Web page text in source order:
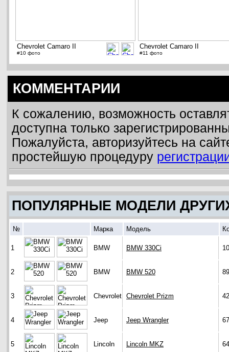
Chevrolet Camaro II
#10 фото
Chevrolet Camaro II
#11 фото
КОММЕНТАРИИ
К сожалению, возможность
доступна только
Пожалуйста, авторизуйтесь на
простейшую процедуру
ПОПУЛЯРНЫЕ МОДЕЛИ
№ Марка Модель
1 BMW BMW 330Ci
2 BMW BMW 520
3 Chevrolet Chevrolet Prizm
4 Jeep Jeep Wrangler
5 Lincoln Lincoln MKZ